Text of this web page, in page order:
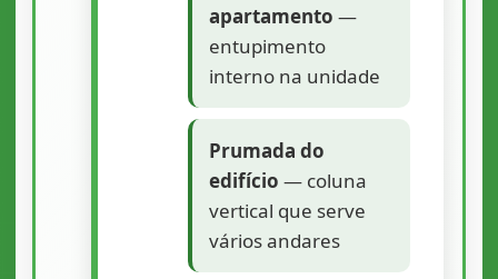
apartamento —
entupimento
interno na unidade
Prumada do
edifício — coluna
vertical que serve
vários andares